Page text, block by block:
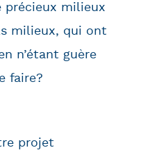
précieux milieux
milieux, qui ont
n’étant guère
faire?
projet